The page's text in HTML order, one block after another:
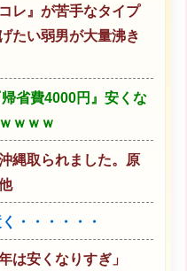
レ』が苦手なタイプ
たい弱男が大量沸き
省費4000円』安くな
ｗｗｗ
縄取られました。原
・・・・・・
は安くなりすぎ」